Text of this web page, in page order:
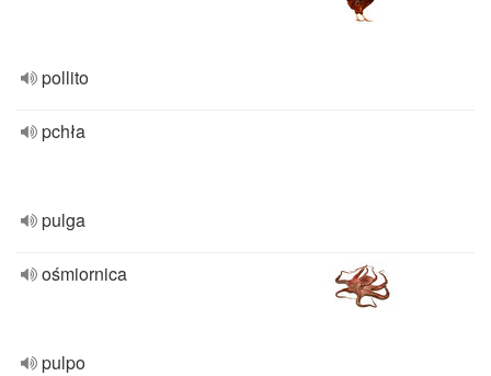
pollito
pchła
pulga
ośmiornica
pulpo